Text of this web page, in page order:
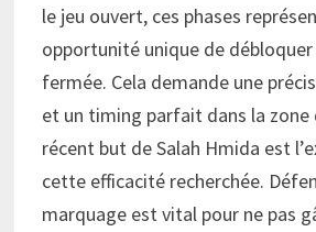
le jeu ouvert, ces phases
opportunité unique de
fermée. Cela demande une
et un timing parfait dans la zone
récent but de Salah Hmida est
cette efficacité recherchée.
marquage est vital pour ne pas